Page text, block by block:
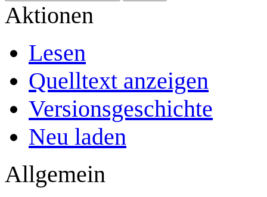
Aktionen
Lesen
Quelltext anzeigen
Versionsgeschichte
Neu laden
Allgemein